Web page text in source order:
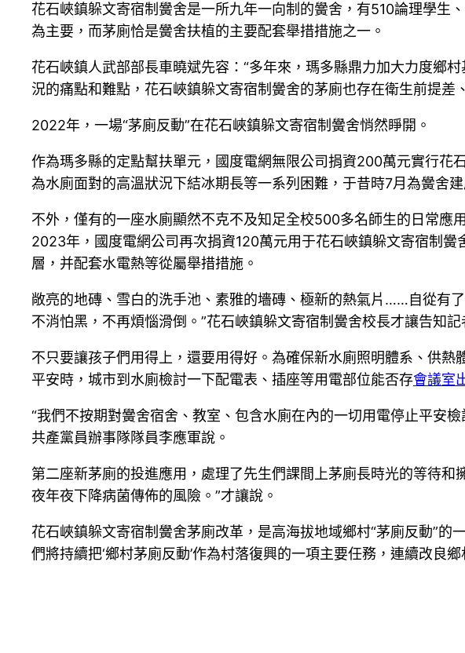
花石峽鎮躲文寄宿制黌舍是一所九年一向制的黌舍，有510論理學生
為主要，而茅廁恰是黌舍扶植的主要配套舉措措施之一。
花石峽鎮人武部部長車曉斌先容：“多年來，瑪多縣鼎力加大力度鄉
況的痛點和難點，花石峽鎮躲文寄宿制黌舍的茅廁也存在衛生前提差
2022年，一場“茅廁反動”在花石峽鎮躲文寄宿制黌舍悄然睜開。
作為瑪多縣的定點幫扶單元，國度電網無限公司捐資200萬元實行花
為水廁面對的高溫狀況下結冰期長等一系列困難，于昔時7月為黌舍
不外，僅有的一座水廁顯然不克不及知足全校500多名師生的日常應
2023年，國度電網公司再次捐資120萬元用于花石峽鎮躲文寄宿制
層，并配套水電熱等從屬舉措措施。
敞亮的地磚、雪白的洗手池、素雅的墻磚、極新的熱氣片……自從有
不消怕黑，不再煩惱滑倒。”花石峽鎮躲文寄宿制黌舍校長才讓告知記
不只要讓孩子們用得上，還要用得好。為確保新水廁照明體系、供
平安時，城市到水廁檢討一下配電表、插座等用電部位能否存會議室
“我們不按期對黌舍宿舍、教室、包含水廁在內的一切用電停止平安
共產黨員辦事隊隊員李應軍說。
第二座新茅廁的投進應用，處理了先生們課間上茅廁長時光的等待
夜年夜下降病菌傳佈的風險。”才讓說。
花石峽鎮躲文寄宿制黌舍茅廁改革，是高海拔地域鄉村“茅廁反動”的
們將持續把‘鄉村茅廁反動’作為村落復興的一項主要任務，連續改良